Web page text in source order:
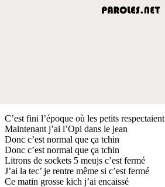
C’est fini l’époque où les petits respectaient
Maintenant j’ai l’Opi dans le jean
Donc c’est normal que ça tchin
Donc c’est normal que ça tchin
Litrons de sockets 5 meujs c’est fermé
J’ai la tec’ je rentre même si c’est fermé
Ce matin grosse kich j’ai encaissé